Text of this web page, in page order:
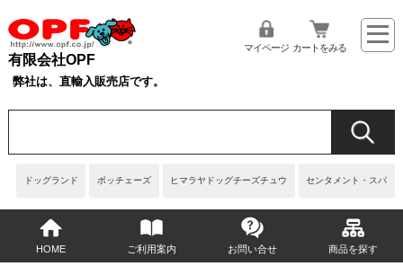
有限会社OPF
弊社は、直輸入販売店です。
ドッグランド ボッチェーズ ヒマラヤドッグチーズチュウ センタメント・スパ
マイページ カートをみる
HOME ご利用案内 お問い合せ 商品を探す